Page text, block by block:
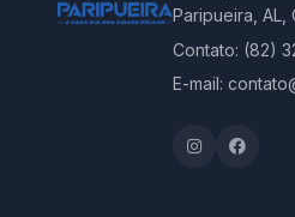
Paripueira, AL,
Contato: (82)
E-mail: